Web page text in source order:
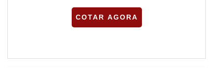
COTAR AGORA